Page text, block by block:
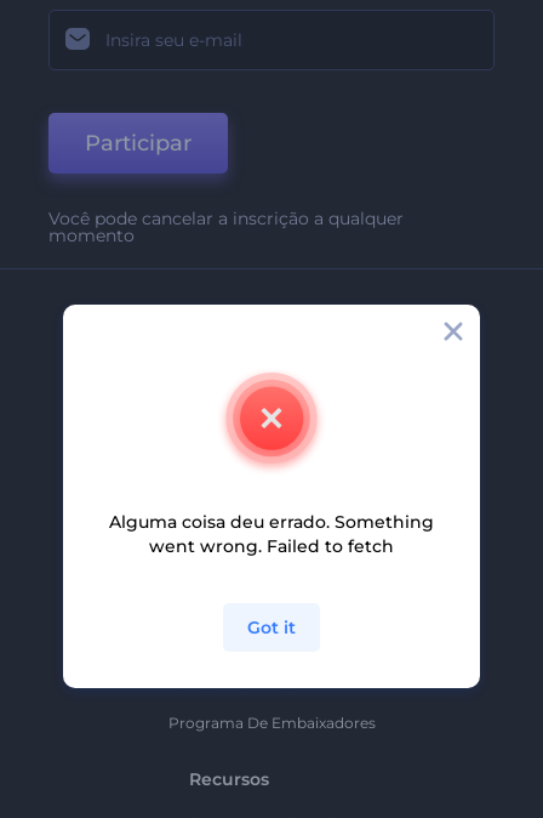
Participar
Você pode cancelar a inscrição a qualquer
momento
Contate-Nos
Carreiras
Programa De Afiliados
Programa De Embaixadores
Recursos
Alguma coisa deu errado. Something
went wrong. Failed to fetch
Got it